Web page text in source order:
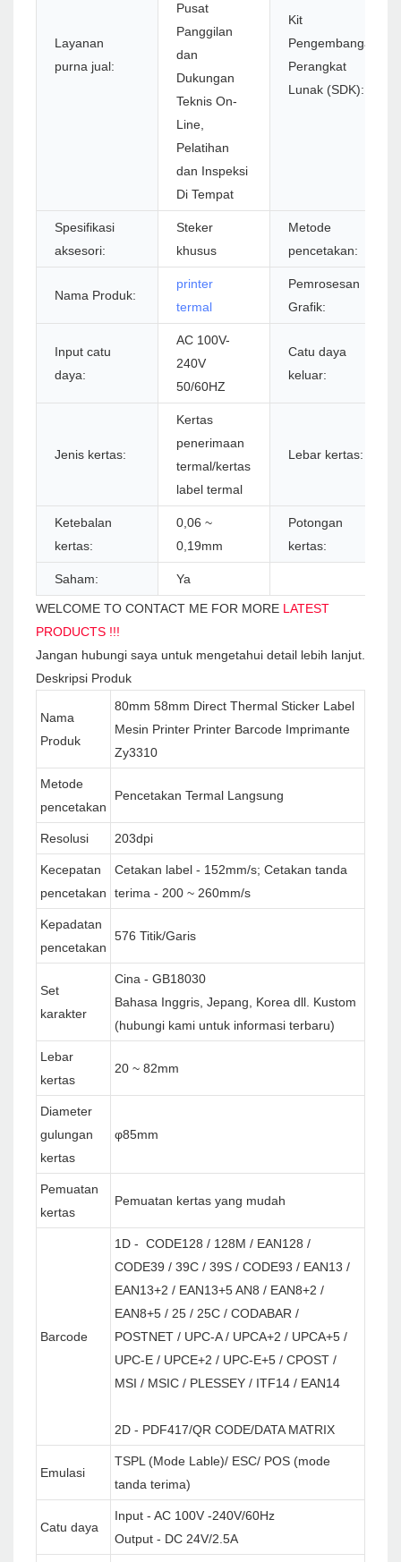
Layanan
purna jual:
Pusat
Panggilan
dan
Dukungan
Teknis On-
Line,
Pelatihan
dan Inspeksi
Di Tempat
Kit
Pengembangan
Perangkat
Lunak (SDK):
Spesifikasi
aksesori:
Steker
khusus
Metode
pencetakan:
Nama Produk:
printer
termal
Pemrosesan
Grafik:
Input catu
daya:
AC 100V-
240V
50/60HZ
Catu daya
keluar:
Jenis kertas:
Kertas
penerimaan
termal/kertas
label termal
Lebar kertas:
Ketebalan
kertas:
0,06 ~
0,19mm
Potongan
kertas:
Saham: Ya
WELCOME TO CONTACT ME FOR MORE LATEST
PRODUCTS !!!
Jangan hubungi saya untuk mengetahui detail lebih lanjut.
Deskripsi Produk
Nama
Produk
80mm 58mm Direct Thermal Sticker Label
Mesin Printer Printer Barcode Imprimante
Zy3310
Metode
pencetakan
Pencetakan Termal Langsung
Resolusi 203dpi
Kecepatan
pencetakan
Cetakan label - 152mm/s; Cetakan tanda
terima - 200 ~ 260mm/s
Kepadatan
pencetakan
576 Titik/Garis
Set
karakter
Cina - GB18030
Bahasa Inggris, Jepang, Korea dll. Kustom
(hubungi kami untuk informasi terbaru)
Lebar
kertas
20 ~ 82mm
Diameter
gulungan
kertas
φ85mm
Pemuatan
kertas
Pemuatan kertas yang mudah
Barcode
1D - CODE128 / 128M / EAN128 /
CODE39 / 39C / 39S / CODE93 / EAN13 /
EAN13+2 / EAN13+5 AN8 / EAN8+2 /
EAN8+5 / 25 / 25C / CODABAR /
POSTNET / UPC-A / UPCA+2 / UPCA+5 /
UPC-E / UPCE+2 / UPC-E+5 / CPOST /
MSI / MSIC / PLESSEY / ITF14 / EAN14
2D - PDF417/QR CODE/DATA MATRIX
Emulasi
TSPL (Mode Lable)/ ESC/ POS (mode
tanda terima)
Catu daya
Input - AC 100V -240V/60Hz
Output - DC 24V/2.5A